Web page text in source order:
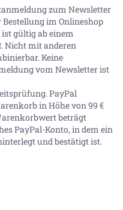
zum Newsletter
im Onlineshop
gültig ab einem
Nicht mit anderen
Keine
vom Newsletter ist
PayPal
in Höhe von99 €
beträgt
PayPal-Konto, in dem ein
und bestätigt ist.